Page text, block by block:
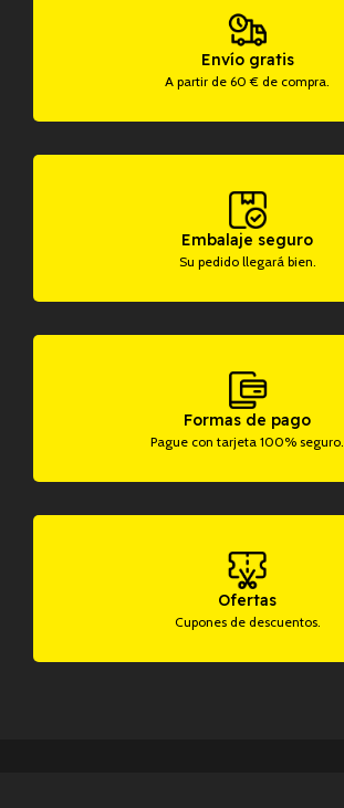
Envío gratis
A partir de 60 € de compra.
Embalaje seguro
Su pedido llegará bien.
Formas de pago
Pague con tarjeta 100% seguro.
Ofertas
Cupones de descuentos.